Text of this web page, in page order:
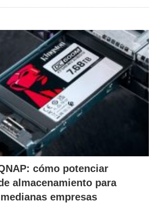
cómo potenciar
almacenamiento para
empresas